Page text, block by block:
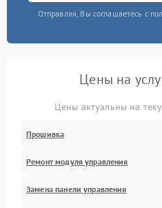
Отправляя, Вы соглашаетесь с
Цены на
Цены актуальны на
Прошивка
Ремонт модуля управления
Замена панели управления